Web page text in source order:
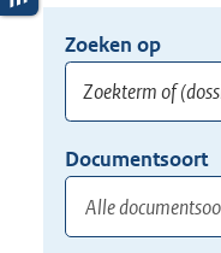
Opnieuw
zoeken:
Zoeken op
of
(dossier)nummer
hier
uw
zoekterm
Documentsoort